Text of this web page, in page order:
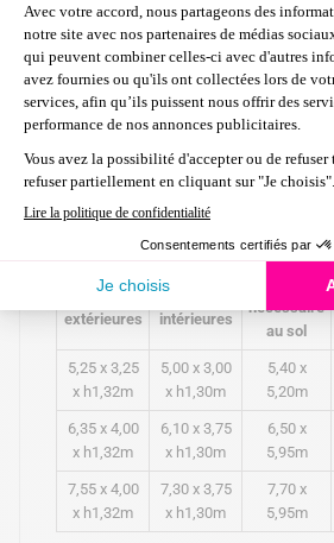
skimmer et buse de
Installation :Sur terrain
optionnelle)
Dimensions
Dimensions
extérieures
Dimensions
intérieures
nécessaire
au sol
5,25 x 3,25
x h1,32m
5,00 x 3,00
x h1,30m
5,40 x
5,20m
6,35 x 4,00
x h1,32m
6,10 x 3,75
x h1,30m
6,50 x
5,95m
7,55 x 4,00
x h1,32m
7,30 x 3,75
x h1,30m
7,70 x
5,95m